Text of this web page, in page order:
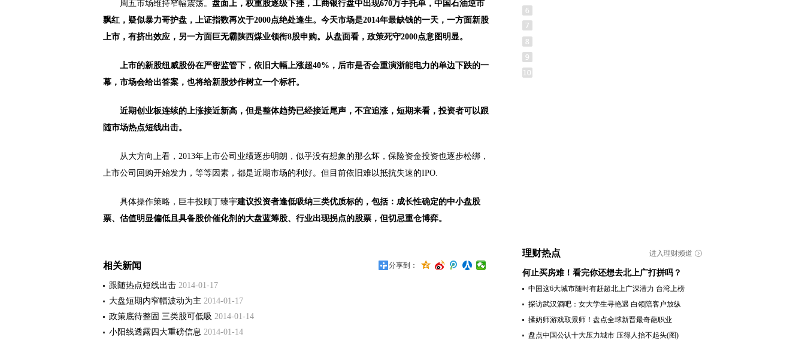
周五市场维持窄幅震荡。 盘面上，权重股逐级下挫，工商银行盘中出现670万手托单，中国石油逆市
飘红，疑似暴力哥护盘，上证指数再次于2000点绝处逢生。今天市场是2014年最缺钱的一天，一方面新股
上市，有挤出效应，另一方面巨无霸陕西煤业领衔8股申购。从盘面看，政策死守2000点意图明显。
上市的新股纽威股份在严密监管下，依旧大幅上涨超40%，后市是否会重演浙能电力的单边下跌的一
幕，市场会给出答案，也将给新股炒作树立一个标杆。
近期创业板连续的上涨接近新高，但是整体趋势已经接近尾声，不宜追涨，短期来看，投资者可以跟
随市场热点短线出击。
从大方向上看，2013年上市公司业绩逐步明朗，似乎没有想象的那么坏，保险资金投资也逐步松绑，
上市公司回购开始发力，等等因素，都是近期市场的利好。但目前依旧难以抵抗失速的IPO.
具体操作策略，巨丰投顾丁臻宇建议投资者逢低吸纳三类优质标的，包括：成长性确定的中小盘股
票、估值明显偏低且具备股价催化剂的大盘蓝筹股、行业出现拐点的股票，但切忌重仓博弈。
分享到：
相关新闻
跟随热点短线出击 2014-01-17
大盘短期内窄幅波动为主 2014-01-17
政策底待整固 三类股可低吸 2014-01-14
小阳线透露四大重磅信息 2014-01-14
进入理财频道
理财热点
何止买房难！看完你还想去北上广打拼吗？
中国这6大城市随时有赶超北上广深潜力 台湾上榜
探访武汉酒吧：女大学生寻艳遇 白领陪客户放纵
揉奶师游戏取景师！盘点全球新晋最奇葩职业
盘点中国公认十大压力城市 压得人抬不起头(图)